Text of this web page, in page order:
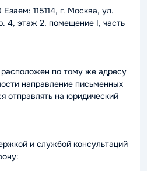
115114, г. Москва, ул.
4, этаж 2, помещение I, часть
по тому же адресу
направление письменных
отправлять на юридический
и службой консультаций